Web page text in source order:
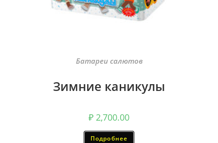
Батареи салютов
Зимние каникулы
₽ 2,700.00
Подробнее